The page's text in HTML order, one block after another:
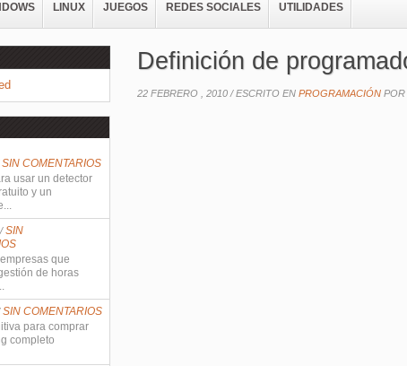
LINUX JUEGOS REDES SOCIALES UTILIDADES
Definición de
22 FEBRERO , 2010 /ESCRITO EN PROGRAMACIÓN POR
SIN COMENTARIOS
usar un detector
y un
SIN
que
de horas
SIN COMENTARIOS
para comprar
completo